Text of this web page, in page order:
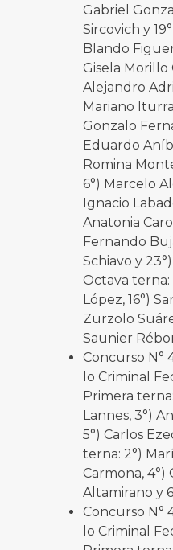
Gabriel
Sircovich y
Blando
Gisela Morillo
Alejandro
Mariano
Gonzalo
Eduardo
Romina
6°) Marcelo
Ignacio
Anatonia
Fernando
Schiavo y
Octava
López, 16°)
Zurzolo
Saunier
Concurso N°
lo Criminal
Primera
Lannes, 3°)
5°) Carlos
terna: 2°)
Carmona,
Altamirano y
Concurso N°
lo Criminal